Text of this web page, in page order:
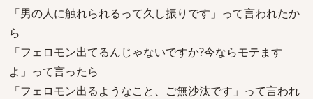
「男の人に触れられるって久し振りです」って言われたか
ら
「フェロモン出てるんじゃないですか?今ならモテます
よ」って言ったら
「フェロモン出るようなこと、ご無沙汰です」って言われ